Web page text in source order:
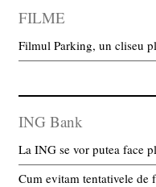
FILME
Filmul Parking, un cliseu
ING Bank
La ING se vor putea face
Cum evitam tentativele de